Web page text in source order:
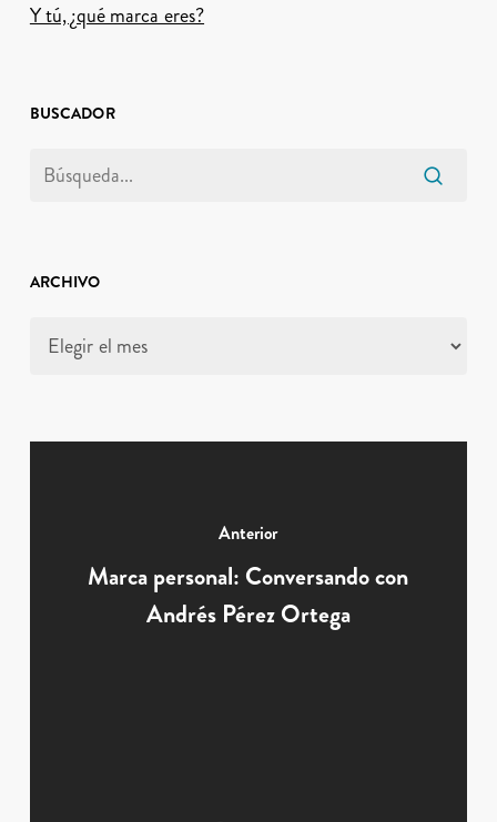
Y tú, ¿qué marca eres?
BUSCADOR
ARCHIVO
Anterior
Marca personal: Conversando con
Andrés Pérez Ortega